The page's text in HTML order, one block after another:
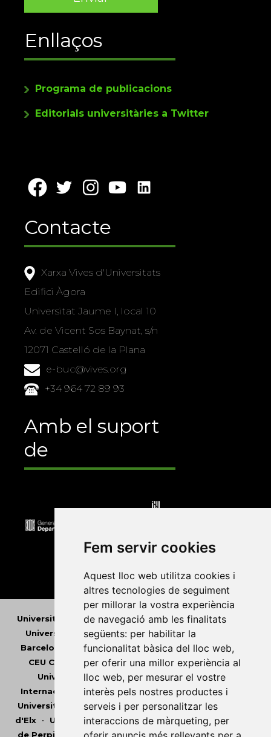
Fem servir cookies
Aquest lloc web utilitza cookies i
altres tecnologies de seguiment
per millorar la vostra experiència
de navegació amb les finalitats
següents: per habilitar la
funcionalitat bàsica del lloc web,
per oferir una millor experiència al
lloc web, per mesurar el vostre
interès pels nostres productes i
serveis i per personalitzar les
interaccions de màrqueting, per
Enllaços
Programa de publicacions
Editorials universitàries a Twitter
Contacte
Xarxa Vives d'Universitats
Edifici Àgora
Universitat Jaume I, local 10
Av. de Vicent Sos Baynat, s/n
12071 Castelló de la Plana
e-buc@vives.org
+34 964 72 89 93
Amb el suport
de
Universitat Abat Oliba CEU•Universitat d'Alacant
Universitat d'Andorra•Universitat Autònoma de
Barcelona
Universitat de Barcelona•Universitat
CEU Cardenal Herrera•Universitat de Girona •
Universitat de les Illes Balears• Universitat
Internacional de Catalunya•Universitat Jaume I
Universitat de Lleida• Universitat Miguel Hernández
d'Elx• Universitat Oberta de Catalunya•Universitat
de Perpinyà Via Domitia•Universitat Politècnica de